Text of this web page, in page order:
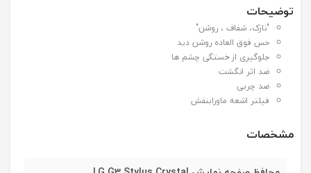
توضیحات
"نازک، شفاف ، روشن"
حس فوق العاده روشن دید
جلوگیری از خستگی چشم ها
ضد اثر انگشت
ضد چربی
فیلتر اشعه ماورابنفش
مشخصات